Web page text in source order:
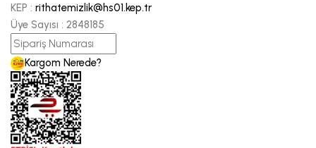
KEP : rithatemizlik@hs01.kep.tr
Üye Sayısı : 2848185
Kargom Nerede?